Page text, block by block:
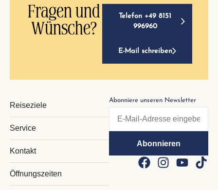
Fragen und
Wünsche?
Telefon +49 8151
996960
E-Mail schreiben
Reiseziele
Service
Kontakt
Öffnungszeiten
Abonniere unseren Newsletter